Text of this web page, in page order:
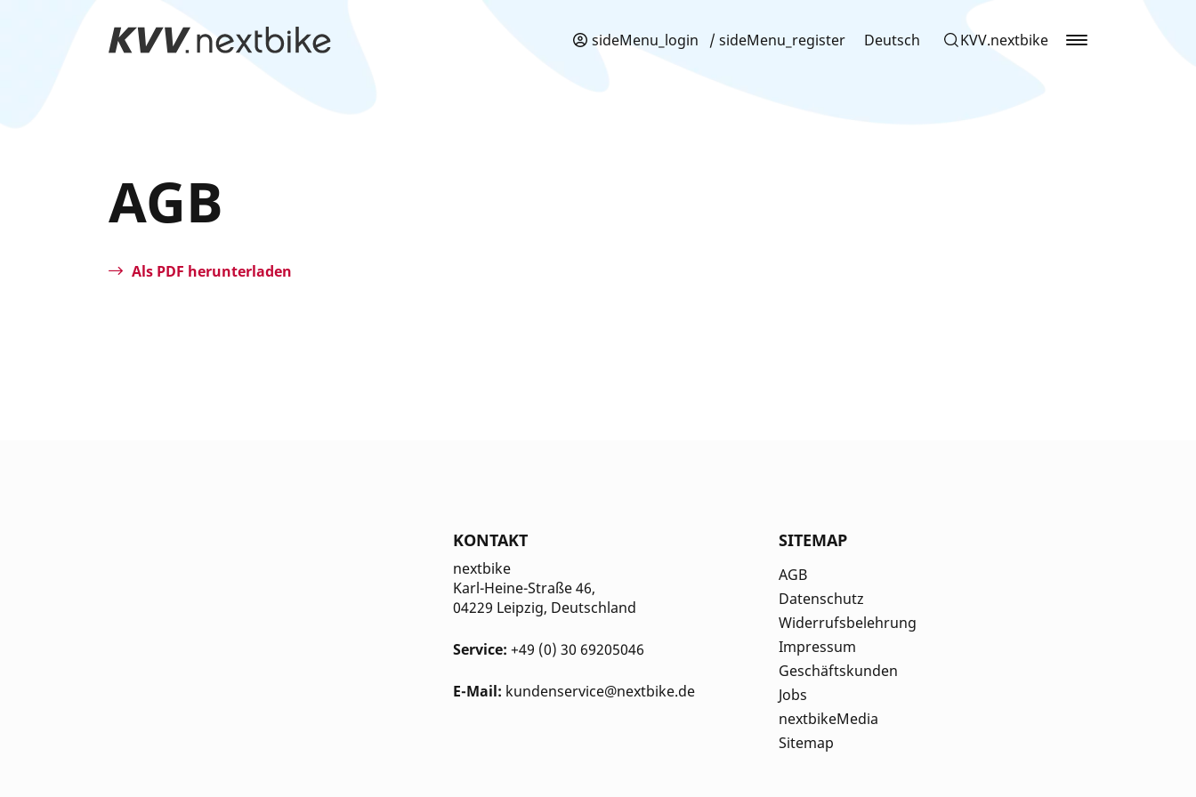
sideMenu_login / sideMenu_register Deutsch KVV.nextbike
AGB
Als PDF herunterladen
KONTAKT
nextbike
Karl-Heine-Straße 46,
04229 Leipzig, Deutschland
Service: +49 (0) 30 69205046
E-Mail: kundenservice@nextbike.de
SITEMAP
AGB
Datenschutz
Widerrufsbelehrung
Impressum
Geschäftskunden
Jobs
nextbikeMedia
Sitemap